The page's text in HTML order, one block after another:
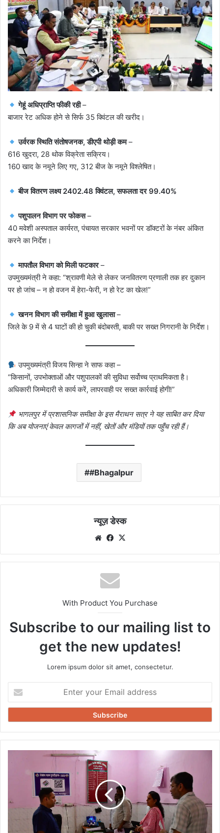
गेहूं अधिप्राप्ति फीकी रही–
बाजार रेट अधिक होने से सिर्फ 35 क्विंटल की खरीद।
उर्वरक स्थिति संतोषजनक, डीएपी थोड़ी कम–
616 खुदरा, 28 थोक विक्रेता सक्रिय।
160 खाद के नमूने लिए गए, 312 बीज के नमूने विश्लेषित।
बीज वितरण लक्ष्य 2402.48 क्विंटल, सफलता दर 99.40%
पशुपालन विभाग पर फोकस–
40 मवेशी अस्पताल कार्यरत, पंचायत सरकार भवनों पर डॉक्टरों के नंबर अंकित
करने का निर्देश।
मापतौल विभाग को मिली फटकार–
उपमुख्यमंत्री ने कहा: “श्रावणी मेले से लेकर जनवितरण प्रणाली तक हर दुकान
पर हो जांच – न हो वजन में हेरा-फेरी, न हो रेट का खेल!”
खनन विभाग की समीक्षा में हुआ खुलासा–
जिले के 9 में से 4 घाटों की हो चुकी बंदोबस्ती, बाकी पर सख्त निगरानी के निर्देश।
उपमुख्यमंत्री विजय सिन्हा ने साफ कहा –
“किसानों, उपभोक्ताओं और पशुपालकों की सुविधा सर्वोच्च प्राथमिकता है।
अधिकारी जिम्मेदारी से कार्य करें, लापरवाही पर सख्त कार्रवाई होगी!”
भागलपुर में प्रशासनिक समीक्षा के इस मैराथन सत्र ने यह साबित कर दिया
कि अब योजनाएं केवल कागजों में नहीं, खेतों और मंडियों तक पहुँच रही हैं।
#Bhagalpur
न्यूज़ डेस्क
WebsiteFacebook
With Product You Purchase
Subscribe to our mailing list to
get the new updates!
Lorem ipsum dolor sit amet, consectetur.
your
Email